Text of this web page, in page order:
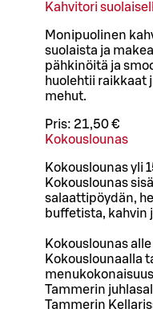
Kahvitori
Monipuolinen
suolaista ja
pähkinöitä ja
huolehtii raikkaat
mehut.
Pris: 21,50 €
Kokouslounas
Kokouslounas yli
Kokouslounas
salaattipöydän,
buffetista, kahvin
Kokouslounas
Kokouslounaalla
Tammerin
Tammerin